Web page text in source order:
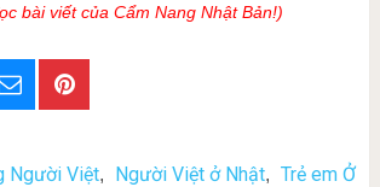
bài viết của Cẩm Nang Nhật Bản!)
Người Việt, Người Việt ở Nhật, Trẻ em Ở